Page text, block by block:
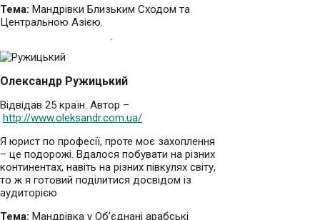
Тема: Мандрівки Близьким Сходом та
Центральною Азією.
Олександр Ружицький
Відвідав 25 країн. Автор –
http://www.oleksandr.com.ua/
Я юрист по професії, проте моє захоплення
– це подорожі. Вдалося побувати на різних
континентах, навіть на різних півкулях світу,
то ж я готовий поділитися досвідом із
аудиторією
Тема: Мандрівка у Об’єднані арабські